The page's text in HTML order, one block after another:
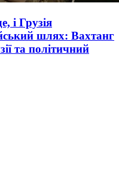
і Грузія
шлях: Вахтанг
та політичний